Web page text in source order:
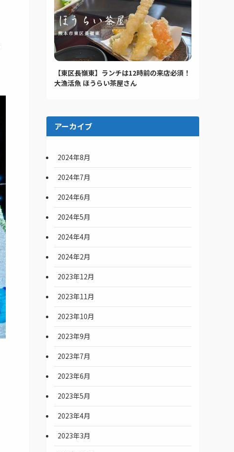
【東区長嶺東】ランチは12時前の来店必須！
大漁活魚 ほうらい茶屋さん
アーカイブ
2024年8月
2024年7月
2024年6月
2024年5月
2024年4月
2024年2月
2023年12月
2023年11月
2023年10月
2023年9月
2023年7月
2023年6月
2023年5月
2023年4月
2023年3月